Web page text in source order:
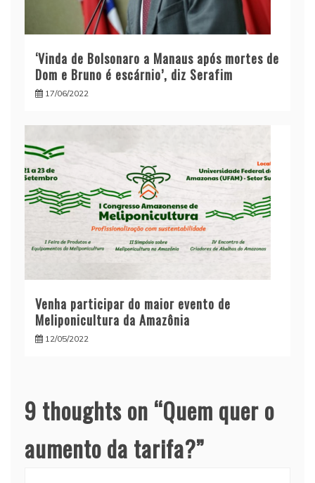
‘Vinda de Bolsonaro a Manaus após mortes de
Dom e Bruno é escárnio’, diz Serafim
17/06/2022
Venha participar do maior evento de
Meliponicultura da Amazônia
12/05/2022
9 thoughts on “Quem quer o
aumento da tarifa?”